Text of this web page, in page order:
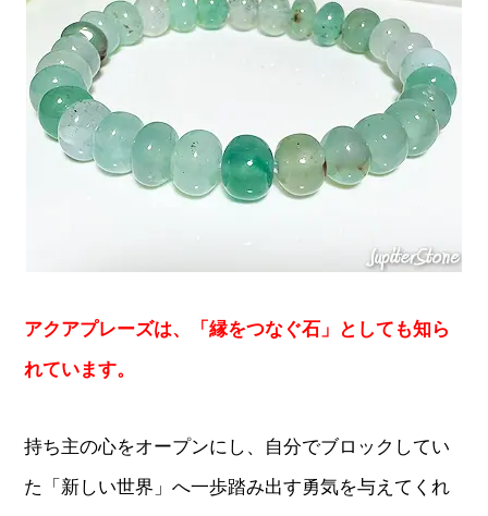
アクアプレーズは、「縁をつなぐ石」としても知ら
れています。
持ち主の心をオープンにし、自分でブロックしてい
た「新しい世界」へ一歩踏み出す勇気を与えてくれ